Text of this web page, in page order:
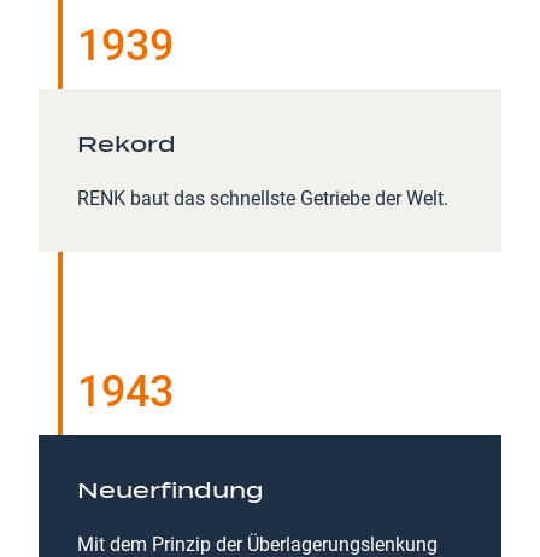
1939
Rekord
RENK baut das schnellste Getriebe der Welt.
1943
Neuerfindung
Mit dem Prinzip der Überlagerungslenkung